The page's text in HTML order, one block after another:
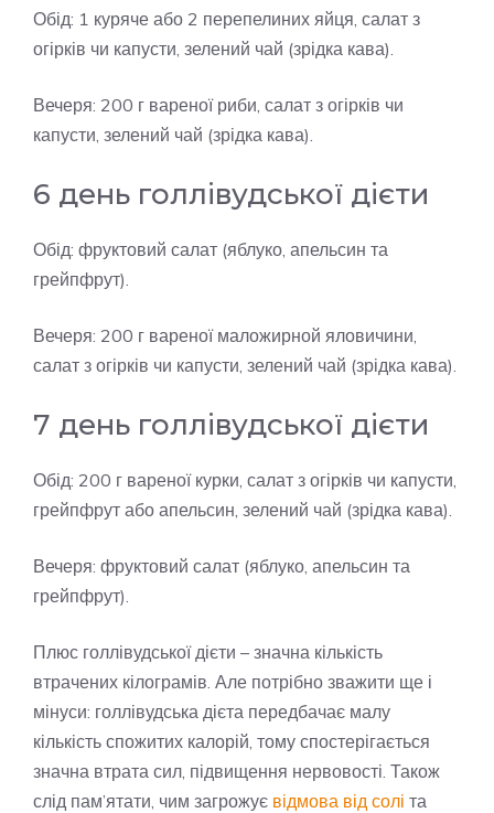
Обід: 1 куряче або 2 перепелиних яйця, салат з
огірків чи капусти, зелений чай (зрідка кава).
Вечеря: 200 г вареної риби, салат з огірків чи
капусти, зелений чай (зрідка кава).
6 день голлівудської дієти
Обід: фруктовий салат (яблуко, апельсин та
грейпфрут).
Вечеря: 200 г вареної маложирной яловичини,
салат з огірків чи капусти, зелений чай (зрідка кава).
7 день голлівудської дієти
Обід: 200 г вареної курки, салат з огірків чи капусти,
грейпфрут або апельсин, зелений чай (зрідка кава).
Вечеря: фруктовий салат (яблуко, апельсин та
грейпфрут).
Плюс голлівудської дієти – значна кількість
втрачених кілограмів. Але потрібно зважити ще і
мінуси: голлівудська дієта передбачає малу
кількість спожитих калорій, тому спостерігається
значна втрата сил, підвищення нервовості. Також
слід пам’ятати, чим загрожує відмова від солі та